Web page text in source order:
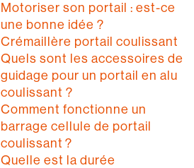
Motoriser son portail : est-ce
une bonne idée ?
Crémaillère portail coulissant
Quels sont les accessoires de
guidage pour un portail en alu
coulissant ?
Comment fonctionne un
barrage cellule de portail
coulissant ?
Quelle est la durée